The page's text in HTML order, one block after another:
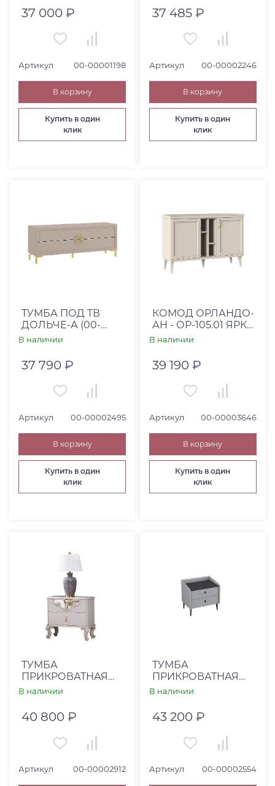
37 000 ₽
Артикул 00-00001198
В корзину
Купить в один
клик
37 485 ₽
Артикул 00-00002246
В корзину
Купить в один
клик
ТУМБА ПОД ТВ
ДОЛЬЧЕ-А (00-
00002495)
В наличии
37 790 ₽
Артикул 00-00002495
В корзину
Купить в один
клик
КОМОД ОРЛАНДО-
АН - ОР-105.01 ЯРКО
СЕРЫЙ
В наличии
39 190 ₽
Артикул 00-00003646
В корзину
Купить в один
клик
ТУМБА
ПРИКРОВАТНАЯ
VIVIEN (00-
В наличии
40 800 ₽
Артикул 00-00002912
ТУМБА
ПРИКРОВАТНАЯ
KARLA (00-
В наличии
43 200 ₽
Артикул 00-00002554